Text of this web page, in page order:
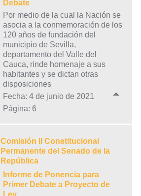
Debate
Por medio de la cual la Nación se
asocia a la conmemoración de los
120 años de fundación del
municipio de Sevilla,
departamento del Valle del
Cauca, rinde homenaje a sus
habitantes y se dictan otras
disposiciones
Fecha: 4 de junio de 2021
Página: 6
Comisión II Constitucional
Permanente del Senado de la
República
Informe de Ponencia para
Primer Debate a Proyecto de
Ley